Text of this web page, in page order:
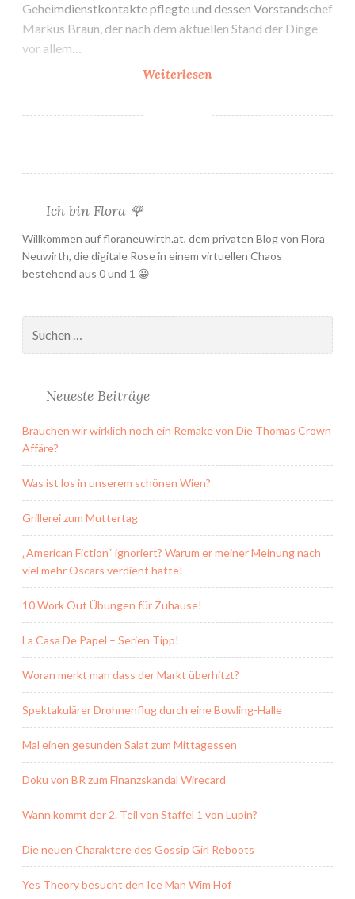
Geheimdienstkontakte pflegte und dessen Vorstandschef
Markus Braun, der nach dem aktuellen Stand der Dinge
vor allem…
WeiterlesenDoku
BR
Wirecard
Ich bin Flora 🌹
Willkommen auf floraneuwirth.at, dem privaten Blog von Flora
Neuwirth, die digitale Rose in einem virtuellen Chaos
bestehend aus 0 und 1 😀
nach:
Neueste Beiträge
Brauchen wir wirklich noch ein Remake von Die Thomas Crown
Affäre?
Was ist los in unserem schönen Wien?
Grillerei zum Muttertag
„American Fiction“ ignoriert? Warum er meiner Meinung nach
viel mehr Oscars verdient hätte!
10 Work Out Übungen für Zuhause!
La Casa De Papel – Serien Tipp!
Woran merkt man dass der Markt überhitzt?
Spektakulärer Drohnenflug durch eine Bowling-Halle
Mal einen gesunden Salat zum Mittagessen
Doku von BR zum Finanzskandal Wirecard
Wann kommt der 2. Teil von Staffel 1 von Lupin?
Die neuen Charaktere des Gossip Girl Reboots
Yes Theory besucht den Ice Man Wim Hof